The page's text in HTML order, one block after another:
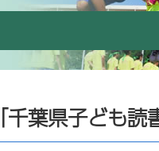
葉県子ども読